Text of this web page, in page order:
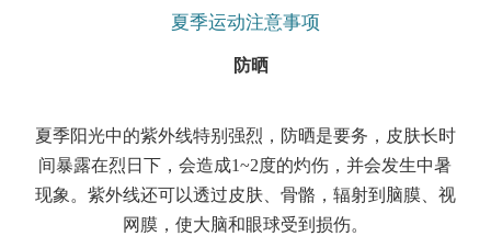
夏季运动注意事项
防晒
夏季阳光中的紫外线特别强烈，防晒是要务，皮肤长时
间暴露在烈日下，会造成1~2度的灼伤，并会发生中暑
现象。紫外线还可以透过皮肤、骨骼，辐射到脑膜、视
网膜，使大脑和眼球受到损伤。